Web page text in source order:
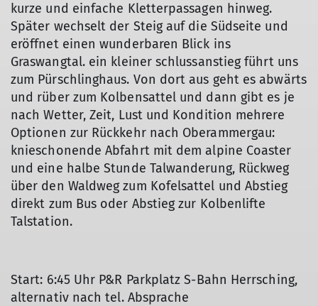
kurze und einfache Kletterpassagen hinweg.
Später wechselt der Steig auf die Südseite und
eröffnet einen wunderbaren Blick ins
Graswangtal. ein kleiner schlussanstieg führt uns
zum Pürschlinghaus. Von dort aus geht es abwärts
und rüber zum Kolbensattel und dann gibt es je
nach Wetter, Zeit, Lust und Kondition mehrere
Optionen zur Rückkehr nach Oberammergau:
knieschonende Abfahrt mit dem alpine Coaster
und eine halbe Stunde Talwanderung, Rückweg
über den Waldweg zum Kofelsattel und Abstieg
direkt zum Bus oder Abstieg zur Kolbenlifte
Talstation.
Start: 6:45 Uhr P&R Parkplatz S-Bahn Herrsching,
alternativ nach tel. Absprache